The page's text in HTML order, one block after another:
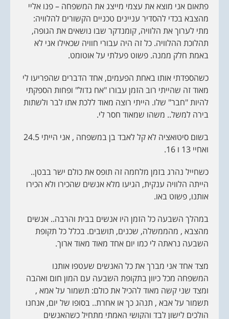
פתאום אני מוצא את עצמי מייצג את המשפחה – פנו אליי
מהצבא בכדי להסדיר עניינים טכניים הקשורים להלוויה:
מתי לערוך את הלוויה, קומנדקר שבו נושאים את הגופה,
תהלוכת ההלוויה. כל זה היה עבורי חוויה שכאילו אני לא
באמת חלק ממנה. פשוט פעלתי על אוטומט.
כשהספדתי אותו באחת הפעמים, אחד הדברים שהפריעו לי
מאוד זה שהייתי רוב הזמן עבורו "אח גדול" ופחות הספקתי
להיות "חבר" שלו. הייתי רוצה מאוד ללכת אתו לבר ולשתות
בירה למשל.. משהו שמאוד חסר לי.
בשום סיטואציה לא קל לאבד בן במשפחה , אני הייתי 24.5
ואחיי 13 ו 16.
כשחייל נהרג בזמן מלחמה זה תופס את כולם ישר בבטן..
הייתה הלוויה ענקית, הגיעו מלא אנשים שהכירו ולא הכירו
אותנו, פשוט באו.
במהלך השבעה כל הזמן היו אנשים בבית והרבה.. אנשים
מהצבא , מהממשלה, שכנים, תושבים. בכלל כל תקופת
השבעה נראתה לי כמו יום אחד מאוד מאוד ארוך.
מצד אחד אני מברך את כל האנשים שעטפו אותנו
המשפחה מכל כיוון בתקופת השבעה עם המון חום ואהבה
ומצד שני קשה מאוד להכיל את כולם: תשמור על אמא ,
תשמור על אבא , תנהג כך או אחרת.. בסופו של יום, אנחנו
הולכים לישון לבד והקושי האמתי מתחיל כשהאנשים